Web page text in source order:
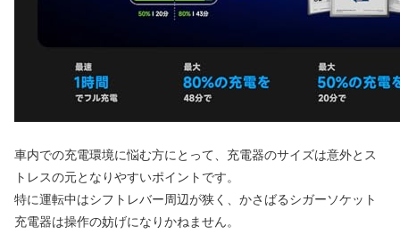
車内での充電環境に悩む方にとって、充電器のサイズは意外とス
トレスの元となりやすいポイントです。
特に運転中はシフトレバー周辺が狭く、かさばるシガーソケット
充電器は操作の妨げになりかねません。